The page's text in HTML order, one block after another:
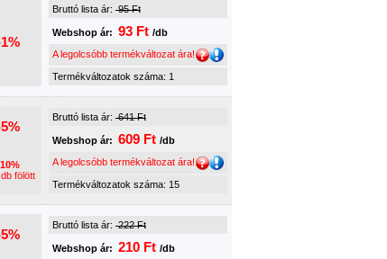
Bruttó lista ár: 95 Ft
Webshop ár: 93 Ft /db
A legolcsóbb termékváltozat ára!
Termékváltozatok száma: 1
fölött
Bruttó lista ár: 641 Ft
Webshop ár: 609 Ft /db
A legolcsóbb termékváltozat ára!
Termékváltozatok száma: 15
Bruttó lista ár: 222 Ft
Webshop ár: 210 Ft /db